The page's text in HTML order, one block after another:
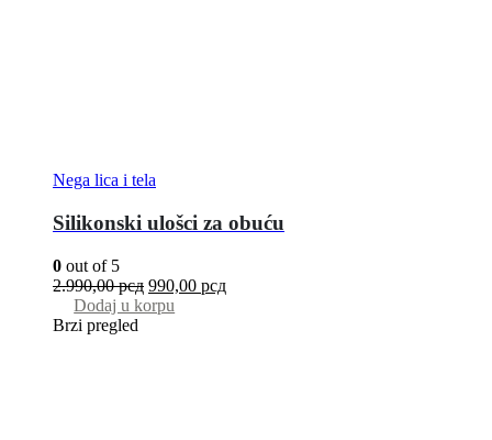
Nega lica i tela
Silikonski ulošci za obuću
0 out of 5
2.990,00рсд 990,00 рсд
Dodaj u korpu
Brzi pregled